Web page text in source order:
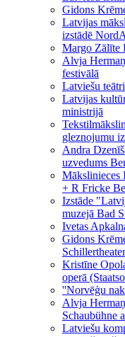
Gidons
Latvijas
izstādē
Margo Zālīte
Alvja
festivālā
Latviešu
Latvijas
ministrijā
gleznojumu
Andra
uzvedums
Mākslinieces
+ R Fricke
Izstāde
muzejā Bad
Ivetas
Gidons
Kristīne
operā
''Norvēģu
Alvja
Schaubühne
Latviešu